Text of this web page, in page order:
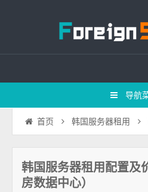
导航
首页 韩国服务器租用
韩国服务器租用配置及
房数据中心）